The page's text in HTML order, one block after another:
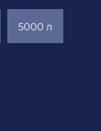
5000 л